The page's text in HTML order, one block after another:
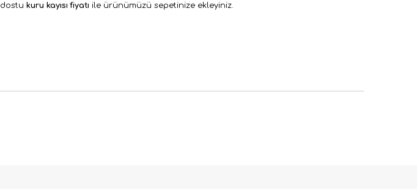
kuru kayısı fiyatı ile ürünümüzü sepetinize ekleyiniz.